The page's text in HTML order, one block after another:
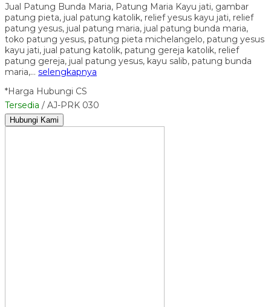
Jual Patung Bunda Maria, Patung Maria Kayu jati, gambar
patung pieta, jual patung katolik, relief yesus kayu jati, relief
patung yesus, jual patung maria, jual patung bunda maria,
toko patung yesus, patung pieta michelangelo, patung yesus
kayu jati, jual patung katolik, patung gereja katolik, relief
patung gereja, jual patung yesus, kayu salib, patung bunda
maria,… selengkapnya
*Harga Hubungi CS
Tersedia / AJ-PRK 030
Hubungi Kami